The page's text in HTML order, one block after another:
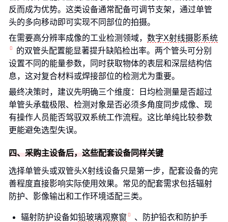
反而成为优势。这类设备通常配备可调节支架，通过单管
头的多向移动即可实现不同部位的拍摄。
在需要高分辨率成像的工业检测领域， 数字X射线摄影系统
的双管头配置能显著提升缺陷检出率。两个管头可分别
设置不同的能量参数，同时获取物体的表层和深层结构信
息，这对复合材料或焊接部位的检测尤为重要。
最终决策时，建议先明确三个维度：日均检测量是否超过
单管头承载极限、检测对象是否必须多角度同步成像、现
有操作人员能否驾驭双系统工作流程。这比单纯比较参数
更能避免选型失误。
四、采购主设备后，这些配套设备同样关键
选择单管头或双管头X射线设备只是第一步，配套设备的完
善程度直接影响实际使用效果。常见的配套需求包括辐射
防护、影像输出和工作环境适配三类。
辐射防护设备如铅玻璃观察窗
、防护铅衣和防护手